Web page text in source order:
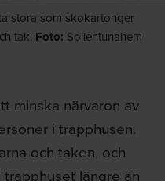
stora som skokartonger
tak. Foto: Sollentunahem
minska närvaron av
i trapphusen.
och taken, och
längre än